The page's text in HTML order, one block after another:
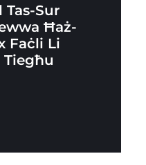
Tas-Sur
Ħaż-
Faċli Li
Tiegħu